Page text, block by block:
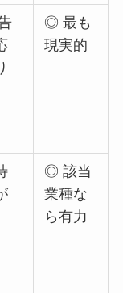
◎ 最も
現実的
◎ 該当
業種な
ら有力